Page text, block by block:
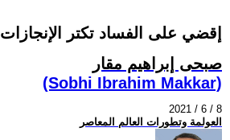
إقضي على الفساد تكتر الإنجازات
صبحى إبراهيم مقار
(Sobhi Ibrahim Makkar)
2021 / 6 / 8
العولمة وتطورات العالم المعاصر